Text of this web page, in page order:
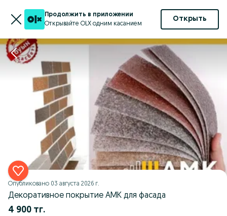
Продолжить в приложении
Открывайте OLX одним касанием
Открыть
Опубликовано 03 августа 2026 г.
Декоративное покрытие АМК для фасада
4 900 тг.